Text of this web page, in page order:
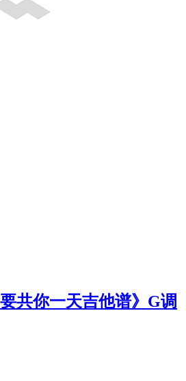
共你一天吉他谱》G调